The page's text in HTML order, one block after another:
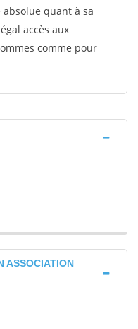
quant à sa
accès aux
comme pour
ASSOCIATION